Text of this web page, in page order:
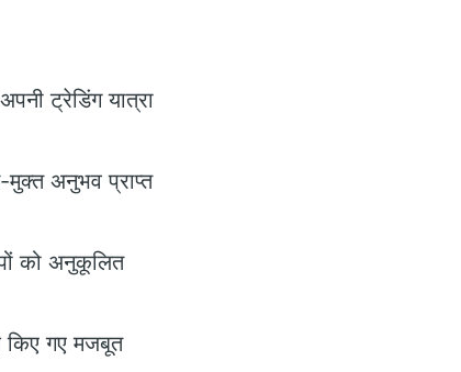
ट्रेडिंग यात्रा
मुक्त अनुभव प्राप्त
को अनुकूलित
किए गए मजबूत